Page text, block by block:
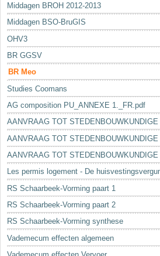
Middagen BROH 2012-2013
Middagen BSO-BruGIS
OHV3
BR GGSV
BR Meo
Studies Coomans
AG composition PU_ANNEXE 1._FR.pdf
AANVRAAG TOT STEDENBOUWKUNDIGE
AANVRAAG TOT
AANVRAAG TOT STEDENBOUWKUNDIGE
Les permis logement - De
RS Schaarbeek-Vorming paart 1
RS Schaarbeek-Vorming paart 2
RS Schaarbeek-Vorming synthese
Vademecum effecten algemeen